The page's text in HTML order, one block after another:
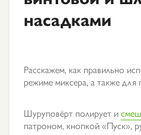
насадками
Расскажем, как правильно
режиме миксера, а также
Шуруповёрт полирует и
патроном, кнопкой «Пуск»,